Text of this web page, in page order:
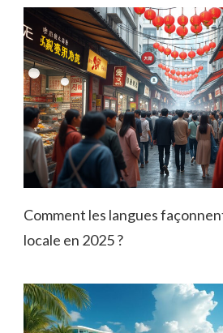
Comment les langues
locale en 2025 ?